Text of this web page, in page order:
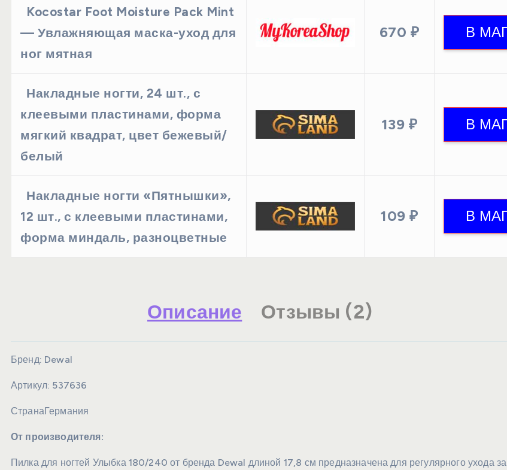
Kocostar Foot Moisture Pack Mint
— Увлажняющая маска-уход для
ног мятная
670 ₽
Накладные ногти, 24 шт., с
клеевыми пластинами, форма
мягкий квадрат, цвет бежевый/
белый
139 ₽
Накладные ногти «Пятнышки»,
12 шт., с клеевыми пластинами,
форма миндаль, разноцветные
109 ₽
Описание Отзывы (2)
Бренд: Dewal
Артикул: 537636
СтранаГермания
От производителя:
Пилка для ногтей Улыбка 180/240 от бренда Dewal длиной 17,8 см предназначена для регулярного ухода за